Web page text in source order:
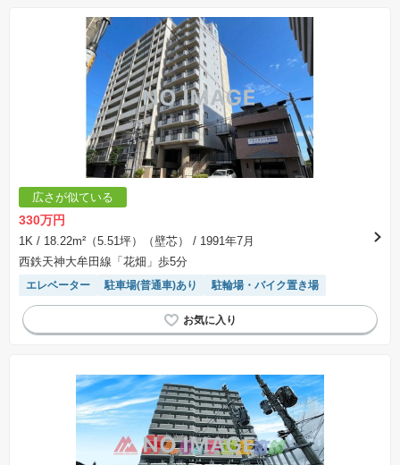
広さが似ている
330万円
1K / 18.22m²（5.51坪）（壁芯）
/ 1991年7月
西鉄天神大牟田線「花畑」歩5分
エレベーター 駐車場(普通車)あり 駐輪場・バイク置き場